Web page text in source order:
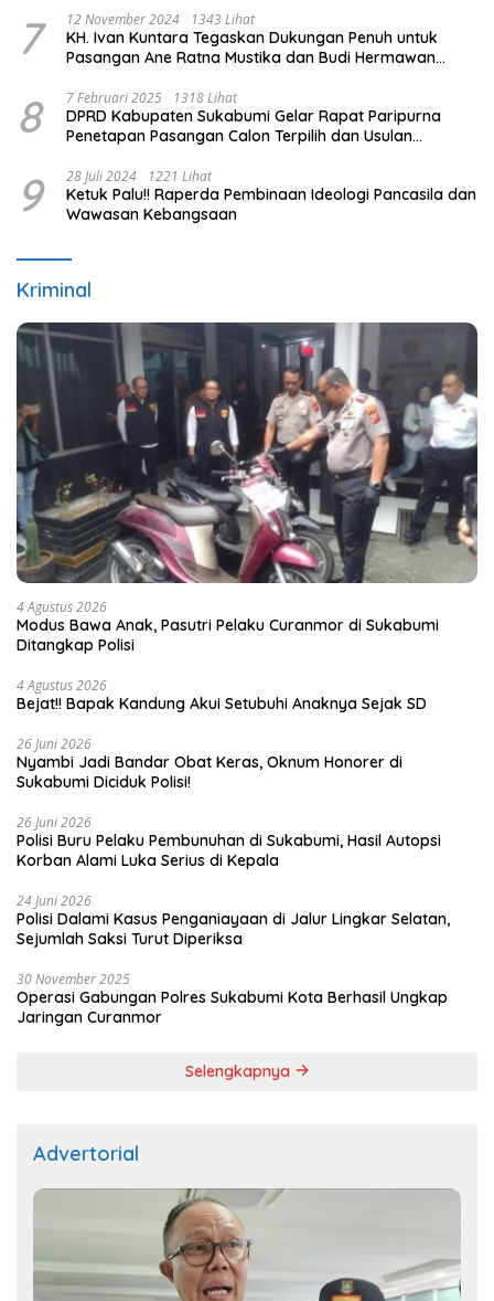
7 12 November 2024 1343 Lihat
KH. Ivan Kuntara Tegaskan Dukungan Penuh untuk
Pasangan Ane Ratna Mustika dan Budi Hermawan
8 7 Februari 2025 1318 Lihat
DPRD Kabupaten Sukabumi Gelar Rapat Paripurna
Penetapan Pasangan Calon Terpilih dan Usulan
9 28 Juli 2024 1221 Lihat
Ketuk Palu!! Raperda Pembinaan Ideologi Pancasila dan
Wawasan Kebangsaan
Kriminal
4 Agustus 2026
Modus Bawa Anak, Pasutri Pelaku Curanmor di Sukabumi
Ditangkap Polisi
4 Agustus 2026
Bejat!! Bapak Kandung Akui Setubuhi Anaknya Sejak SD
26 Juni 2026
Nyambi Jadi Bandar Obat Keras, Oknum Honorer di
Sukabumi Diciduk Polisi!
26 Juni 2026
Polisi Buru Pelaku Pembunuhan di Sukabumi, Hasil Autopsi
Korban Alami Luka Serius di Kepala
24 Juni 2026
Polisi Dalami Kasus Penganiayaan di Jalur Lingkar Selatan,
Sejumlah Saksi Turut Diperiksa
30 November 2025
Operasi Gabungan Polres Sukabumi Kota Berhasil Ungkap
Jaringan Curanmor
Selengkapnya
Advertorial